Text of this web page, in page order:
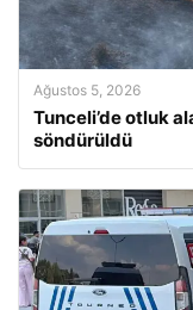
Ağustos 5, 2026
Tunceli’de otluk
söndürüldü